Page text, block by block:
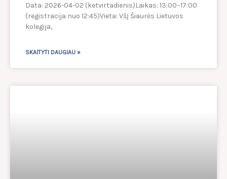
Data: 2026-04-02 (ketvirtadienis)Laikas: 13:00–17:00
(registracija nuo 12:45)Vieta: VšĮ Šiaurės Lietuvos
kolegija,
SKAITYTI DAUGIAU »